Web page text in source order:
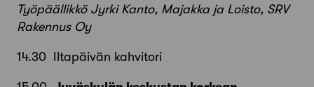
Työpäällikkö Jyrki Kanto, Majakka ja Loisto, SRV
Rakennus Oy
14.30 Iltapäivän kahvitori